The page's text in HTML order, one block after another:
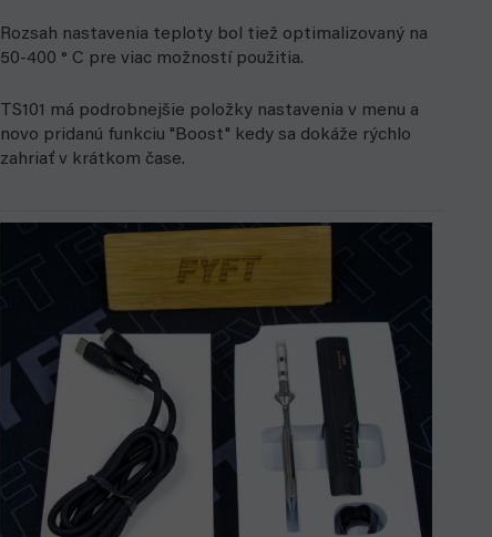
Rozsah nastavenia teploty bol tiež optimalizovaný na
50-400 ° C pre viac možností použitia.
TS101 má podrobnejšie položky nastavenia v menu a
novo pridanú funkciu "Boost" kedy sa dokáže rýchlo
zahriať v krátkom čase.